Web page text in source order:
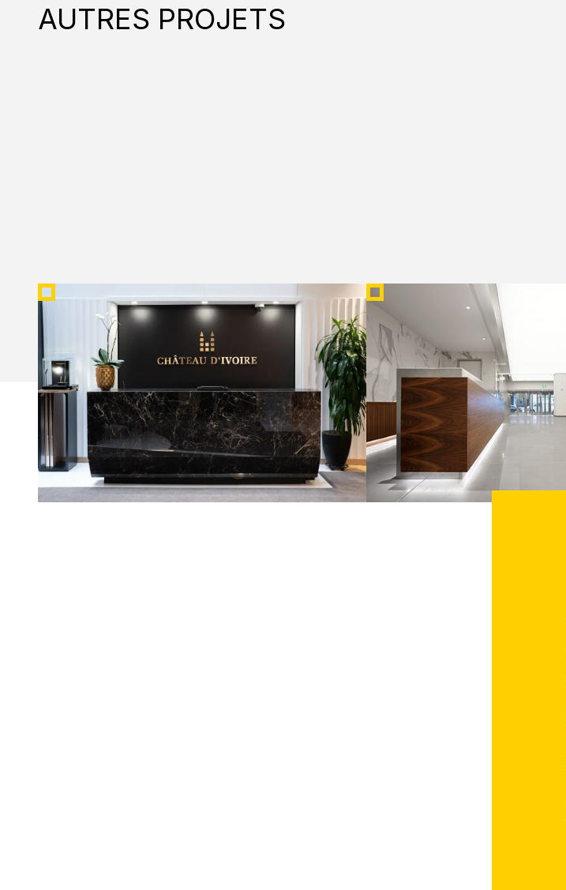
AUTRES PROJETS
CHÂTEAU D’IVOIRE 500 ST-JACQUES – PHASE I
Groupe Module